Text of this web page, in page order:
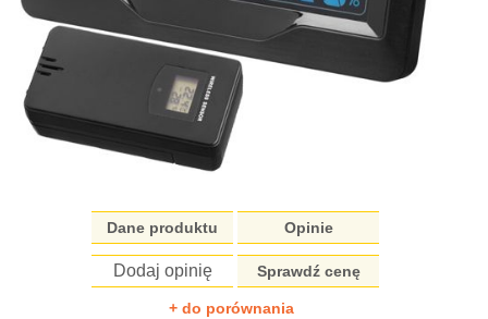
Dane produktu Opinie
Dodaj opinię Sprawdź cenę
+ do porównania